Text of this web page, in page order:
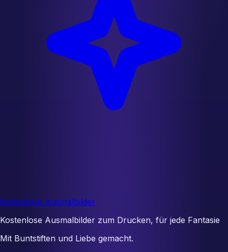
Kostenlose Ausmalbilder
Kostenlose Ausmalbilder zum Drucken, für jede Fantasie
Mit Buntstiften und Liebe gemacht.